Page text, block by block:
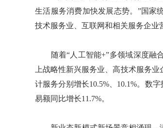
生活服务消费加快发展态势。”国家
技术服务业、互联网和相关服务企业
随着“人工智能+”多领域深度融合
上战略性新兴服务业、高技术服务
计服务分别增长10.5%、10.1%。数
易额同比增长11.7%。